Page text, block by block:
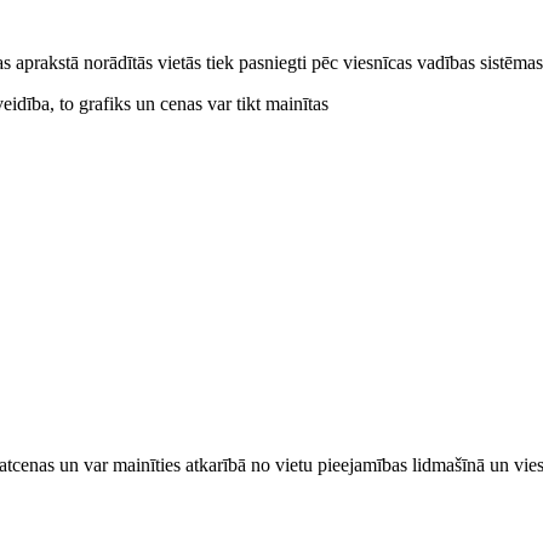
norādītās vietās tiek pasniegti pēc viesnīcas vadības
to grafiks un cenas var tikt mainītas
un var mainīties atkarībā ​no ​vietu pieejamības lidmašīnā un